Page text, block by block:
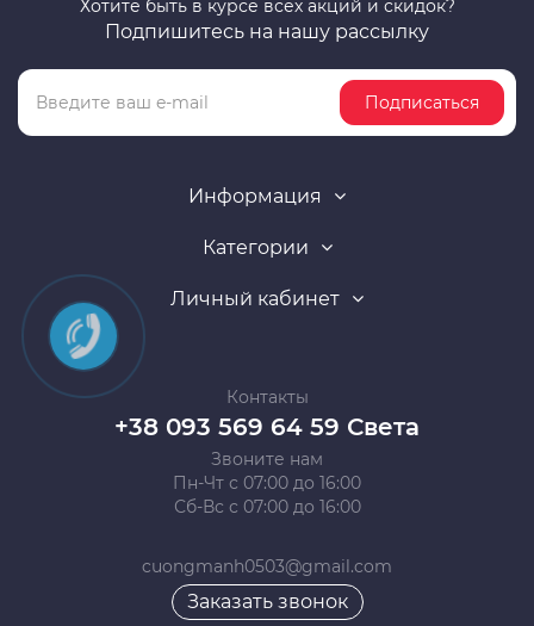
Хотите быть в курсе всех акций и скидок?
Подпишитесь на нашу рассылку
Подписаться
Информация
Категории
Личный кабинет
Контакты
+38 093 569 64 59 Света
Звоните нам
Пн-Чт с 07:00 до 16:00
Сб-Вс с 07:00 до 16:00
cuongmanh0503@gmail.com
Заказать звонок